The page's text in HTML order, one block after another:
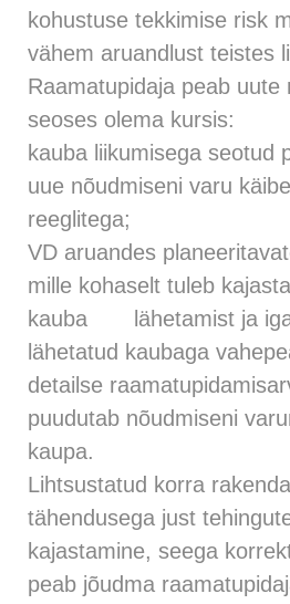
kohustuse tekkimise risk
vähem aruandlust teistes
Raamatupidaja peab uute
seoses olema kursis:
kauba liikumisega seotud
uue nõudmiseni varu
reeglitega;
VD aruandes
mille kohaselt tuleb
kauba lähetamist ja
lähetatud kaubaga
detailse
puudutab nõudmiseni
kaupa.
Lihtsustatud korra
tähendusega just
kajastamine, seega
peab jõudma